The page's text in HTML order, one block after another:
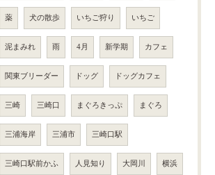
薬 犬の散歩 いちご狩り いちご
泥まみれ 雨 4月 新学期 カフェ
関東ブリーダー ドッグ ドッグカフェ
三崎 三崎口 まぐろきっぷ まぐろ
三浦海岸 三浦市 三崎口駅
三崎口駅前かふ 人見知り 大岡川 横浜